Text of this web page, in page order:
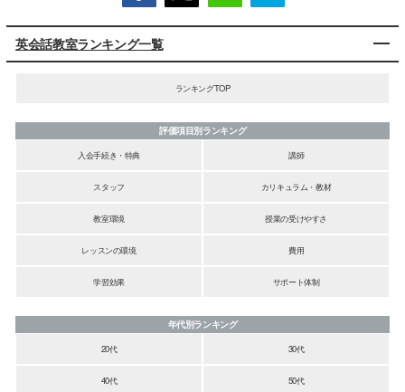
英会話教室ランキング一覧
ランキングTOP
評価項目別ランキング
入会手続き・特典
講師
スタッフ カリキュラム・教材
教室環境 授業の受けやすさ
レッスンの環境 費用
学習効果 サポート体制
年代別ランキング
20代
30代
40代 50代